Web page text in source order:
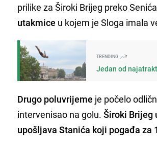
prilike za Široki Brijeg preko
utakmice u kojem je Sloga imala
TRENDING
Jedan od
Drugo poluvrijeme je počelo
intervenisao na golu. Široki Brijeg
upošljava Stanića koji pogađa za